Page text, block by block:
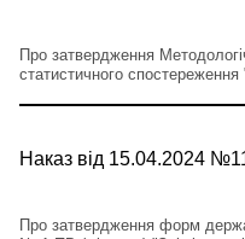
Про затвердження
статистичного
Наказ від 15.04.2024
Про затвердження форм